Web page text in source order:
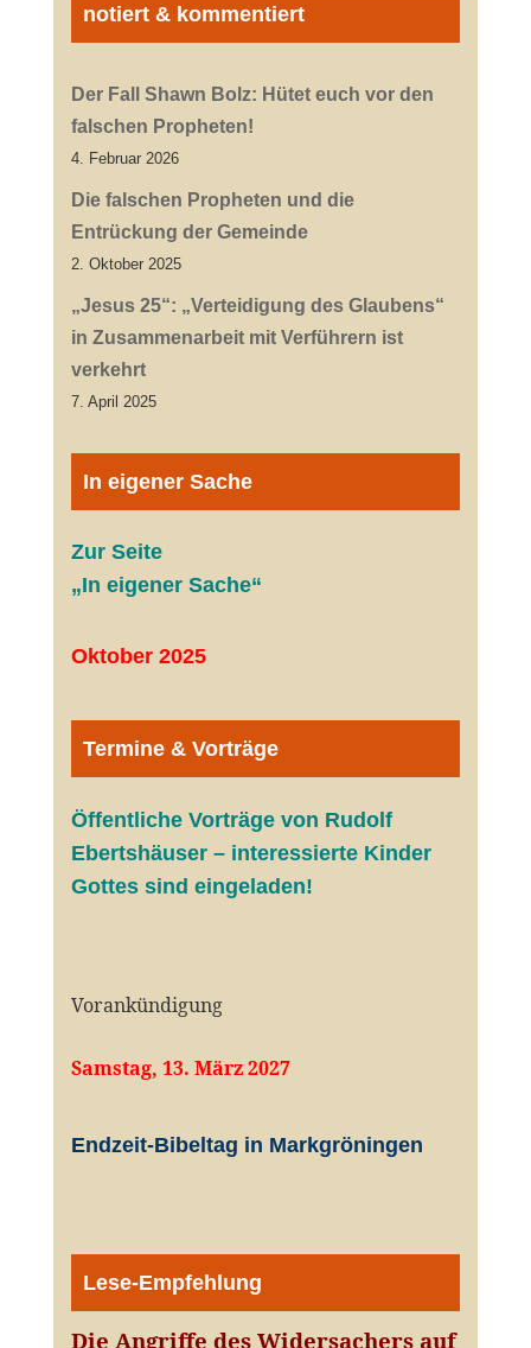
notiert & kommentiert
Der Fall Shawn Bolz: Hütet euch vor den
falschen Propheten!
4. Februar 2026
Die falschen Propheten und die
Entrückung der Gemeinde
2. Oktober 2025
„Jesus 25“: „Verteidigung des Glaubens“
in Zusammenarbeit mit Verführern ist
verkehrt
7. April 2025
In eigener Sache
Zur Seite
„In eigener Sache“
Oktober 2025
Termine & Vorträge
Öffentliche Vorträge von Rudolf
Ebertshäuser – interessierte Kinder
Gottes sind eingeladen!
Vorankündigung
Samstag, 13. März 2027
Endzeit-Bibeltag in Markgröningen
Lese-Empfehlung
Die Angriffe des Widersachers auf